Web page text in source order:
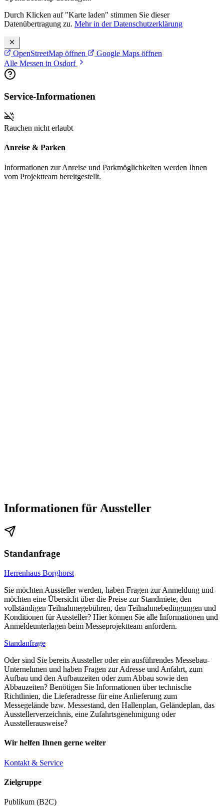
Durch Klicken auf "Karte laden" stimmen Sie dieser
Datenübertragung zu. Mehr in der Datenschutzerklärung
OpenStreetMap öffnen
Google Maps öffnen
Alle Messen in Osdorf
Service-Informationen
Rauchen nicht erlaubt
Anreise & Parken
Informationen zur Anreise und Parkmöglichkeiten werden Ihnen
vom Projektteam bereitgestellt.
Informationen für Aussteller
Standanfrage
Herrenhaus Borghorst
Sie möchten Aussteller werden, haben Fragen zur Anmeldung und
möchten eine Übersicht über die Preise zur Standmiete, den
vollständigen Teilnahmegebühren, den Teilnahmebedingungen und
Konditionen für Aussteller? Hier können Sie alle Informationen und
Anmeldeunterlagen beim Messeprojektteam anfordern.
Standanfrage
Oder sind Sie bereits Aussteller oder ein ausführendes Messebau-
Unternehmen und haben Fragen zur Adresse und Anfahrt, zum
Aufbau und den Aufbauzeiten oder zum Abbau sowie den
Abbauzeiten? Benötigen Sie Informationen über technische
Richtlinien, die Lieferadresse für eine Anlieferung zum
Messegelände bzw. Messestand, den Hallenplan, Geländeplan, das
Ausstellerverzeichnis, eine Zufahrtsgenehmigung oder
Ausstellerausweise?
Wir helfen Ihnen gerne weiter
Kontakt & Service
Zielgruppe
Publikum (B2C)